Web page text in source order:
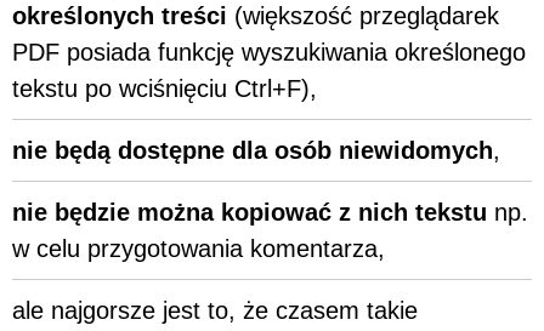
określonych treści (większość przeglądarek
PDF posiada funkcję wyszukiwania określonego
tekstu po wciśnięciu Ctrl+F),
nie będą dostępne dla osób niewidomych,
nie będzie można kopiować z nich tekstu np.
w celu przygotowania komentarza,
ale najgorsze jest to, że czasem takie